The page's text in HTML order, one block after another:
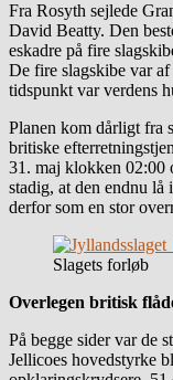
Fra Rosyth sejlede
David Beatty. Den
eskadre på fire
De fire slagskibe var
tidspunkt var verdens
Planen kom dårligt fra
britiske
31. maj klokken 02:00
stadig, at den endnu
derfor som en stor
Slagets forløb
Overlegen britisk
På begge sider var de
Jellicoes hovedstyrke